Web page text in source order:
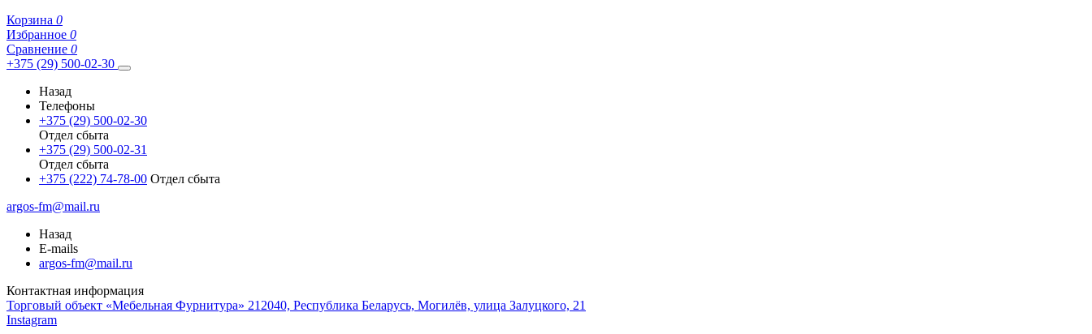
Корзина 0
Избранное 0
Сравнение 0
+375 (29) 500-02-30
Назад
Телефоны
+375 (29) 500-02-30
Отдел сбыта
+375 (29) 500-02-31
Отдел сбыта
+375 (222) 74-78-00 Отдел сбыта
argos-fm@mail.ru
Назад
E-mails
argos-fm@mail.ru
Контактная информация
Торговый объект «Мебельная Фурнитура» 212040, Республика Беларусь, Могилёв, улица Залуцкого, 21
Instagram